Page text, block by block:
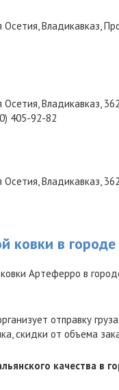
Осетия,Владикавказ,
Осетия,Владикавказ,
405-92-82
Осетия,Владикавказ,
ковки в
Артеферро в
отправку
скидки от объема
качества в